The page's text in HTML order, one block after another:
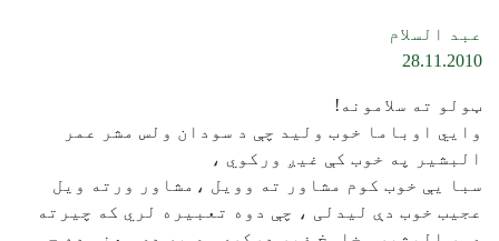
عبد السلام
28.11.2010
ټولو ته سلامونه!
وايي اوباما خوب ولید چې د سودان ولس مشر عمر
البشیر په خوب کې غیږ ورکوي ،
سبا یې خوب کوم مشاور ته وویل ،مشاور ورته ویل
عجیب خوب دې لیدلی ، چې دوه تعبیره لري که چیرته